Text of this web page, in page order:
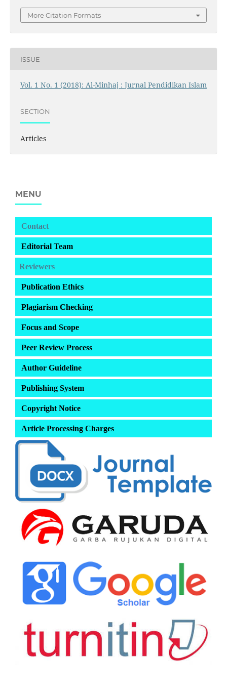
More Citation Formats
ISSUE
Vol. 1 No. 1 (2018): Al-Minhaj : Jurnal Pendidikan Islam
SECTION
Articles
MENU
Contact
Editorial Team
Reviewers
Publication Ethics
Plagiarism Checking
Focus and Scope
Peer Review Process
Author Guideline
Publishing System
Copyright Notice
Article Processing Charges